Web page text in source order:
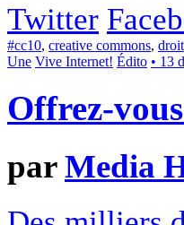
Twitter
#cc10, creative commons,
Une Vive Internet! Édito • 13
Offrez-
parMedia